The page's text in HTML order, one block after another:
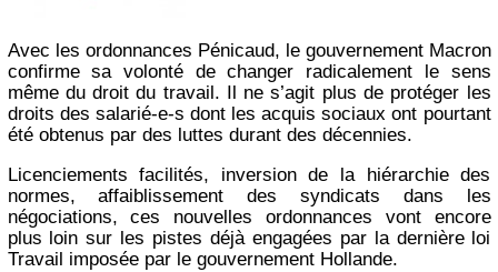
Avec les ordonnances Pénicaud, le gouvernement Macron
confirme sa volonté de changer radicalement le sens
même du droit du travail. Il ne s’agit plus de protéger les
droits des salarié-e-s dont les acquis sociaux ont pourtant
été obtenus par des luttes durant des décennies.
Licenciements facilités, inversion de la hiérarchie des
normes, affaiblissement des syndicats dans les
négociations, ces nouvelles ordonnances vont encore
plus loin sur les pistes déjà engagées par la dernière loi
Travail imposée par le gouvernement Hollande.